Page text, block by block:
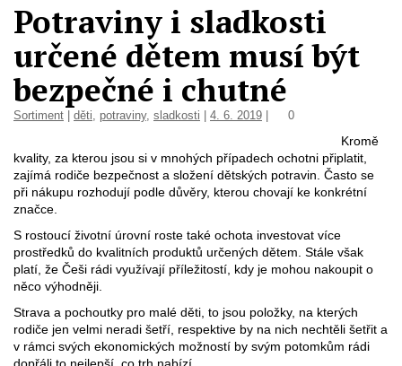
Potraviny i sladkosti
určené dětem musí být
bezpečné i chutné
Sortiment děti, potraviny, sladkosti 4. 6. 2019 0
Kromě
kvality, za kterou jsou si v mnohých případech ochotni připlatit,
zajímá rodiče bezpečnost a složení dětských potravin. Často se
při nákupu rozhodují podle důvěry, kterou chovají ke konkrétní
značce.
S rostoucí životní úrovní roste také ochota investovat více
prostředků do kvalitních produktů určených dětem. Stále však
platí, že Češi rádi využívají příležitostí, kdy je mohou nakoupit o
něco výhodněji.
Strava a pochoutky pro malé děti, to jsou položky, na kterých
rodiče jen velmi neradi šetří, respektive by na nich nechtěli šetřit a
v rámci svých ekonomických možností by svým potomkům rádi